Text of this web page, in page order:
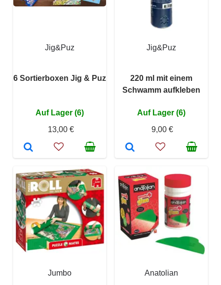
Jig&Puz
6 Sortierboxen Jig & Puz
Auf Lager (6)
13,00 €
Jig&Puz
220 ml mit einem
Schwamm aufkleben
Auf Lager (6)
9,00 €
Jumbo Anatolian